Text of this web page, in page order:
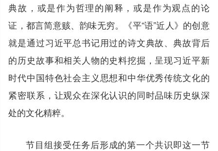
典故，或是作为哲理的阐释，或是作为观点的论
证，都言简意赅、韵味无穷。《平“语”近人》的创意
就是通过习近平总书记用过的诗文典故、典故背后
的历史故事和相关人物的史料挖掘，呈现习近平新
时代中国特色社会主义思想和中华优秀传统文化的
紧密联系，让观众在深化认识的同时品味历史纵深
处的文化精粹。
节目组接受任务后形成的第一个共识即这一节